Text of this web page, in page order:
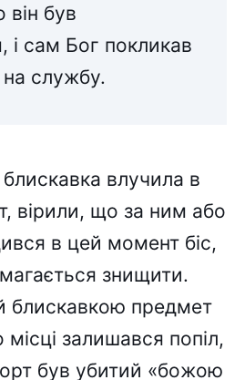
він був
і сам Бог покликав
службу.
влучила в
вірили, що за ним або
в цей момент біс,
знищити.
блискавкою предмет
місці залишався попіл,
був убитий «божою